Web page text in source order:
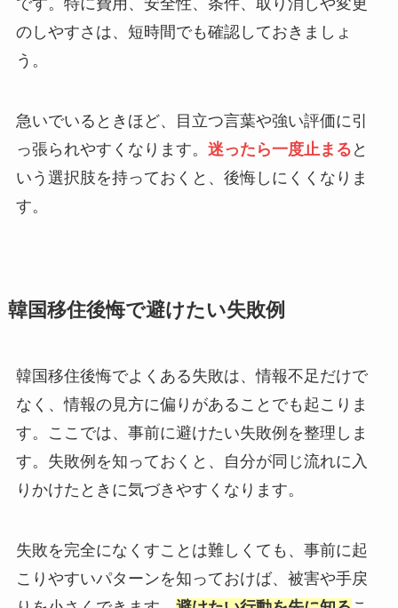
のしやすさは、短時間でも確認しておきましょ
う。
急いでいるときほど、目立つ言葉や強い評価に引
っ張られやすくなります。 迷ったら一度止まる と
いう選択肢を持っておくと、後悔しにくくなりま
す。
韓国移住後悔で避けたい失敗例
韓国移住後悔でよくある失敗は、情報不足だけで
なく、情報の見方に偏りがあることでも起こりま
す。ここでは、事前に避けたい失敗例を整理しま
す。失敗例を知っておくと、自分が同じ流れに入
りかけたときに気づきやすくなります。
失敗を完全になくすことは難しくても、事前に起
こりやすいパターンを知っておけば、被害や手戻